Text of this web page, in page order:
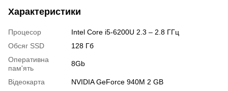
Характеристики
Процесор
Intel Core i5-6200U 2.3 – 2.8 ГГц
Обсяг SSD
128 Гб
Оперативна
пам'ять
8Gb
Відеокарта
NVIDIA GeForce 940M 2 GB